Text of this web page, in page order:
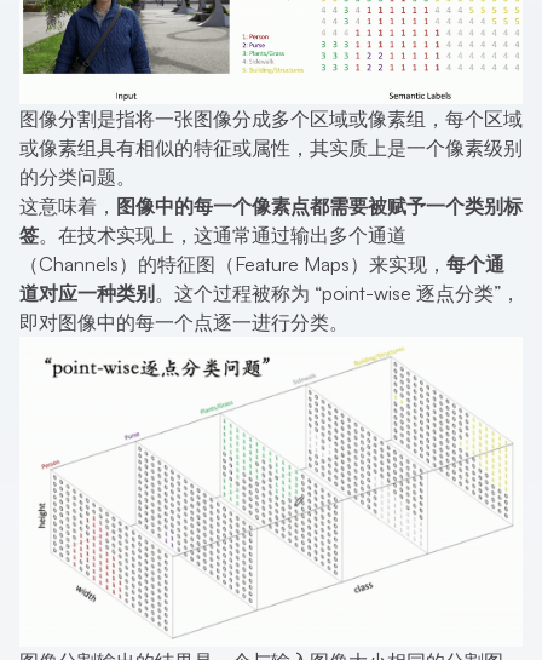
图像分割是指将一张图像分成多个区域或像素组，每个区域
或像素组具有相似的特征或属性，其实质上是一个像素级别
的分类问题。
这意味着， 图像中的每一个像素点都需要被赋予一个类别标
签。在技术实现上，这通常通过输出多个通道
（Channels）的特征图（Feature Maps）来实现， 每个通
道对应一种类别。这个过程被称为 “point-wise 逐点分类”，
即对图像中的每一个点逐一进行分类。